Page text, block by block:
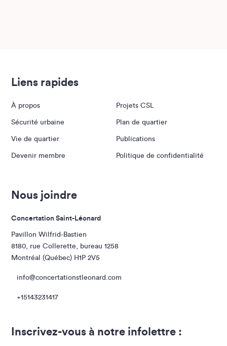
Liens rapides
À propos Projets CSL
Sécurité urbaine Plan de quartier
Vie de quartier Publications
Devenir membre Politique de confidentialité
Nous joindre
Concertation Saint-Léonard
Pavillon Wilfrid-Bastien
8180, rue Collerette, bureau 1258
Montréal (Québec) H1P 2V5
info@concertationstleonard.com
+15143231417
Inscrivez-vous à notre infolettre :